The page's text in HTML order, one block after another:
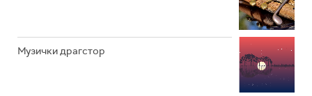
Музички драгстор